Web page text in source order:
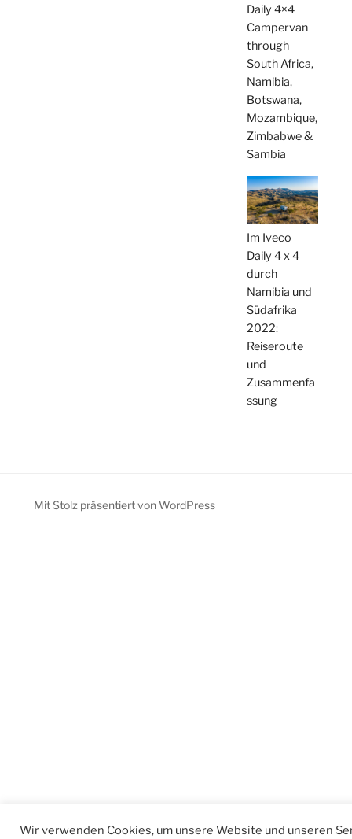
Daily 4×4
Campervan
through
South Africa,
Namibia,
Botswana,
Mozambique,
Zimbabwe &
Sambia
Im Iveco
Daily 4 x 4
durch
Namibia und
Südafrika
2022:
Reiseroute
und
Zusammenfa
ssung
Mit Stolz präsentiert von WordPress
Wir verwenden Cookies, um unsere Website und unseren